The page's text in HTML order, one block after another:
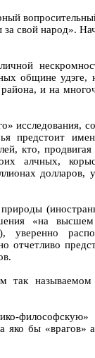
свой народ».
общине удэге,
и на
исследования,
предстоит
кто,
алчных,
долларов,
«на высшем
уверенно
так
яко бы